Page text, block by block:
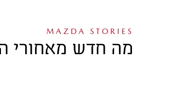
MAZDA STORIES
מה חדש מאחורי